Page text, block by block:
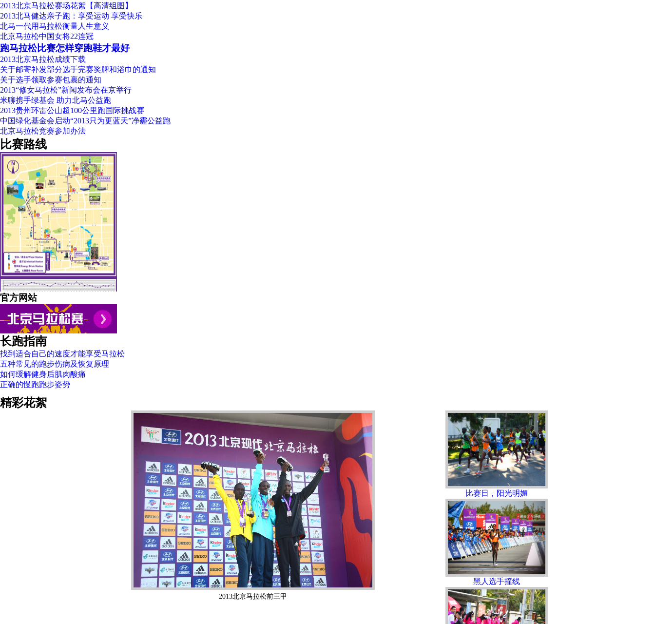
2013北京马拉松赛场花絮【高清组图】
2013北马健达亲子跑：享受运动 享受快乐
北马一代用马拉松衡量人生意义
北京马拉松中国女将22连冠
跑马拉松比赛怎样穿跑鞋才最好
2013北京马拉松成绩下载
关于邮寄补发部分选手完赛奖牌和浴巾的通知
关于选手领取参赛包裹的通知
2013“修女马拉松”新闻发布会在京举行
米聊携手绿基会 助力北马公益跑
2013贵州环雷公山超100公里跑国际挑战赛
中国绿化基金会启动“2013只为更蓝天”净霾公益跑
北京马拉松竞赛参加办法
比赛路线
官方网站
长跑指南
找到适合自己的速度才能享受马拉松
五种常见的跑步伤病及恢复原理
如何缓解健身后肌肉酸痛
正确的慢跑跑步姿势
精彩花絮
2013北京马拉松前三甲
比赛日，阳光明媚
黑人选手撞线